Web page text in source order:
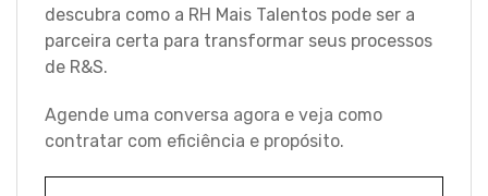
descubra como a RH Mais Talentos pode ser a
parceira certa para transformar seus processos
de R&S.
Agende uma conversa agora e veja como
contratar com eficiência e propósito.